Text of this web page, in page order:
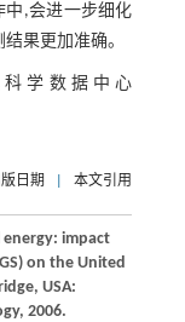
中,会进一步细化
果更加准确。
学数据中心
日期 本文引用
impact
on the United
USA:
2006.